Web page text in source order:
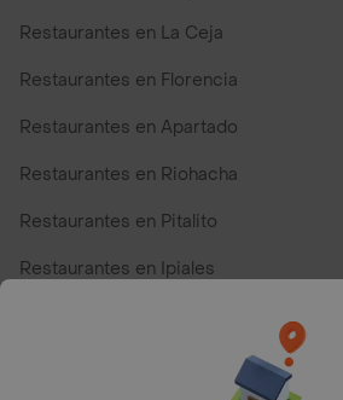
Restaurantes en La Ceja
Restaurantes en Florencia
Restaurantes en Apartado
Restaurantes en Riohacha
Restaurantes en Pitalito
Restaurantes en Ipiales
Restaurantes cerca de mi para